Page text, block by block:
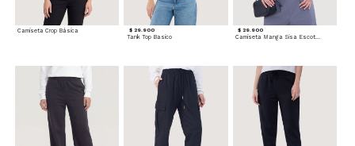
Camiseta Crop Básica $ 29.900
Tank Top Basico
$ 29.900
Camiseta Manga Sisa Escotada